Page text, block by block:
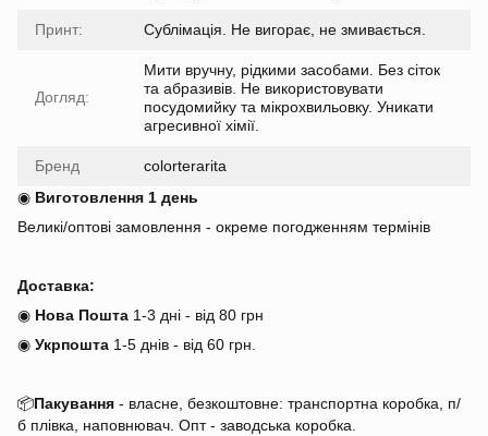
Принт: Сублімація. Не вигорає, не змивається.
Догляд:
Мити вручну, рідкими засобами. Без сіток
та абразивів. Не використовувати
посудомийку та мікрохвильовку. Уникати
агресивної хімії.
Бренд
colorterarita
◉ Виготовлення 1 день
Великі/оптові замовлення - окреме погодженням термінів
Доставка:
◉ Нова Пошта 1-3 дні - від 80 грн
◉ Укрпошта 1-5 днів - від 60 грн.
📦Пакування - власне, безкоштовне: транспортна коробка, п/
б плівка, наповнювач. Опт - заводська коробка.